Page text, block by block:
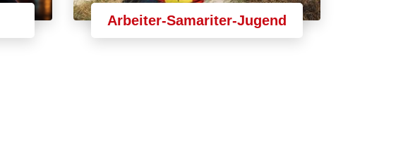
Arbeiter-Samariter-Jugend